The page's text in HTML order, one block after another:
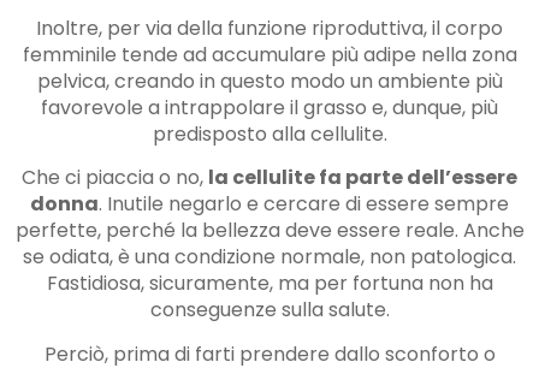
Inoltre, per via della funzione riproduttiva, il corpo
femminile tende ad accumulare più adipe nella zona
pelvica, creando in questo modo un ambiente più
favorevole a intrappolare il grasso e, dunque, più
predisposto alla cellulite.
Che ci piaccia o no, la cellulite fa parte dell’essere
donna. Inutile negarlo e cercare di essere sempre
perfette, perché la bellezza deve essere reale. Anche
se odiata, è una condizione normale, non patologica.
Fastidiosa, sicuramente, ma per fortuna non ha
conseguenze sulla salute.
Perciò, prima di farti prendere dallo sconforto o